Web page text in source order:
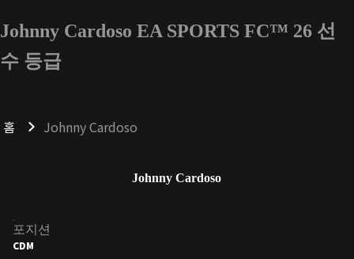
최소 3자 이상의 문자 또는 숫자를 입력하세요
Johnny Cardoso EA SPORTS FC™ 26 선
수 등급
홈 Johnny Cardoso
Johnny Cardoso
포지션
CDM